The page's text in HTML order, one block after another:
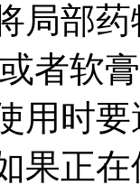
局部
者软
用时
果正